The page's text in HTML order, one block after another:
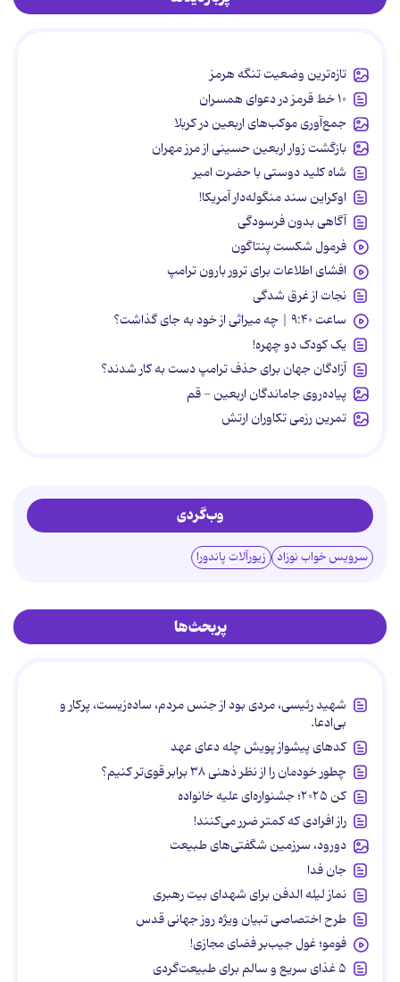
تازه‌ترین وضعیت تنگه هرمز
۱۰ خط قرمز در دعوای همسران
جمع‌آوری موکب‌های اربعین در کربلا
بازگشت زوار اربعین حسینی از مرز مهران
شاه کلید دوستی با حضرت امیر
اوکراین سند منگوله‌دار آمریکا!
آگاهی بدون فرسودگی
فرمول شکست پنتاگون
افشای اطلاعات برای ترور بارون ترامپ
نجات از غرق شدگی
ساعت ۹:۴۰ | چه میراثی از خود به جای گذاشت؟
یک کودک دو چهره!
آزادگان جهان برای حذف ترامپ دست به کار شدند؟
پیاده‌روی جاماندگان اربعین - قم
تمرین رزمی تکاوران ارتش
وب‌گردی
سرویس خواب نوزاد زیورآلات پاندورا
پربحث‌ها
شهید رئیسی، مردی بود از جنس مردم، ساده‌زیست، پرکار و
بی‌ادعا.
کدهای پیشواز پویش چله دعای عهد
چطور خودمان را از نظر ذهنی ۳۸ برابر قوی‌تر کنیم؟
کن ۲۰۲۵؛ جشنواره‌ای علیه خانواده
راز افرادی که کمتر ضرر می‌کنند!
دورود، سرزمین شگفتی‌های طبیعت
جان فدا
نماز لیله الدفن برای شهدای بیت رهبری
طرح اختصاصی تبیان ویژه روز جهانی قدس
فومو؛ غول جیب‌بر فضای مجازی!
۵ غذای سریع و سالم برای طبیعت‌گردی